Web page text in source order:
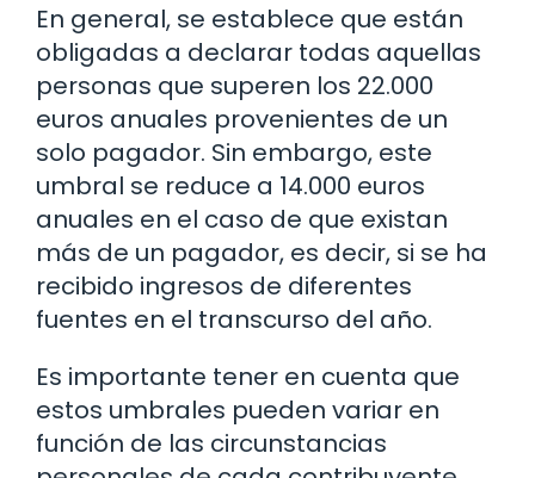
En general, se establece que están
obligadas a declarar todas aquellas
personas que superen los 22.000
euros anuales provenientes de un
solo pagador. Sin embargo, este
umbral se reduce a 14.000 euros
anuales en el caso de que existan
más de un pagador, es decir, si se ha
recibido ingresos de diferentes
fuentes en el transcurso del año.
Es importante tener en cuenta que
estos umbrales pueden variar en
función de las circunstancias